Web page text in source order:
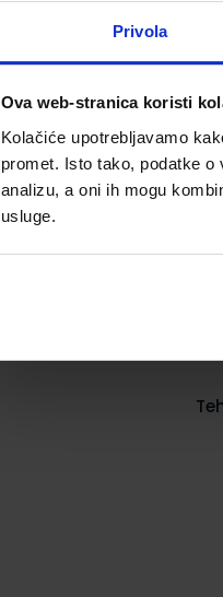
Privola
Ova web-stranica koristi
Kolačiće upotrebljavamo
promet. Isto tako, podatke
analizu, a oni ih mogu
usluge.